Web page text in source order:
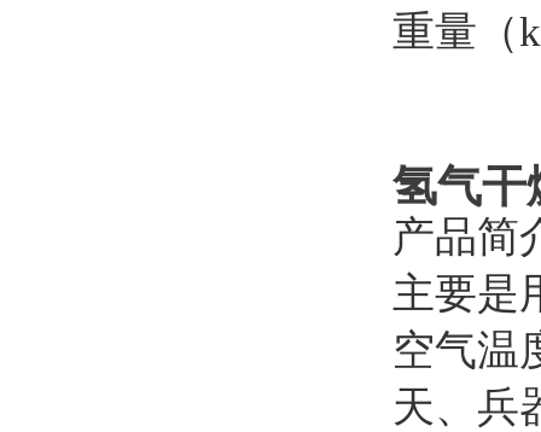
重量（
氢气干
产品简
主要是
空气温
天、兵